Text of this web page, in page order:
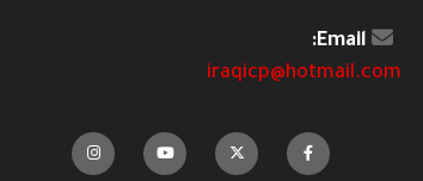
Email:
iraqicp@hotmail.com